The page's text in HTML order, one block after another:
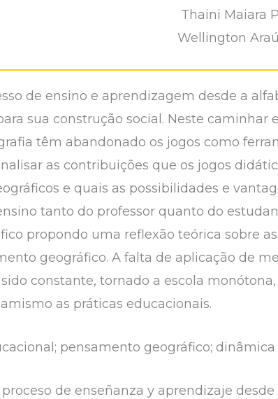
Thaini Maiara
Wellington
de ensino e aprendizagem desde a
sua construção social. Neste caminhar
têm abandonado os jogos como
as contribuições que os jogos
e quais as possibilidades e
tanto do professor quanto do
propondo uma reflexão teórica sobre as
geográfico. A falta de aplicação de
constante, tornado a escola
as práticas educacionais.
pensamento geográfico; dinâmica
de enseñanza y aprendizaje desde